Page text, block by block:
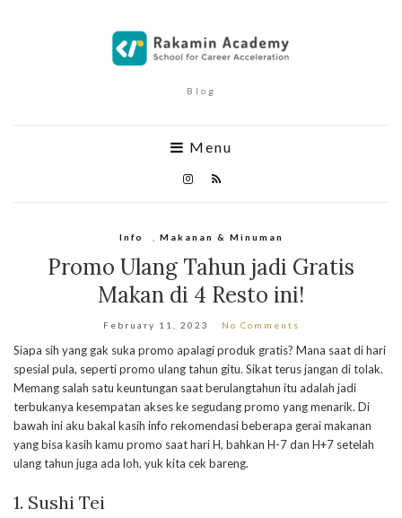
Blog
Menu
Info Makanan & Minuman
Promo Ulang Tahun jadi Gratis
Makan di 4 Resto ini!
February 11, 2023 No Comments
Siapa sih yang gak suka promo apalagi produk gratis? Mana saat di hari
spesial pula, seperti promo ulang tahun gitu. Sikat terus jangan di tolak.
Memang salah satu keuntungan saat berulangtahun itu adalah jadi
terbukanya kesempatan akses ke segudang promo yang menarik. Di
bawah ini aku bakal kasih info rekomendasi beberapa gerai makanan
yang bisa kasih kamu promo saat hari H, bahkan H-7 dan H+7 setelah
ulang tahun juga ada loh, yuk kita cek bareng.
1. Sushi Tei